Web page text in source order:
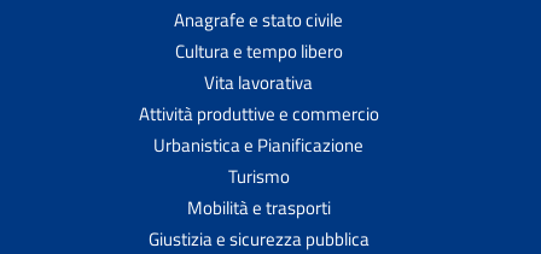
Anagrafe e stato civile
Cultura e tempo libero
Vita lavorativa
Attività produttive e commercio
Urbanistica e Pianificazione
Turismo
Mobilità e trasporti
Giustizia e sicurezza pubblica